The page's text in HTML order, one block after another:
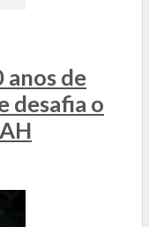
anos de
desafia o